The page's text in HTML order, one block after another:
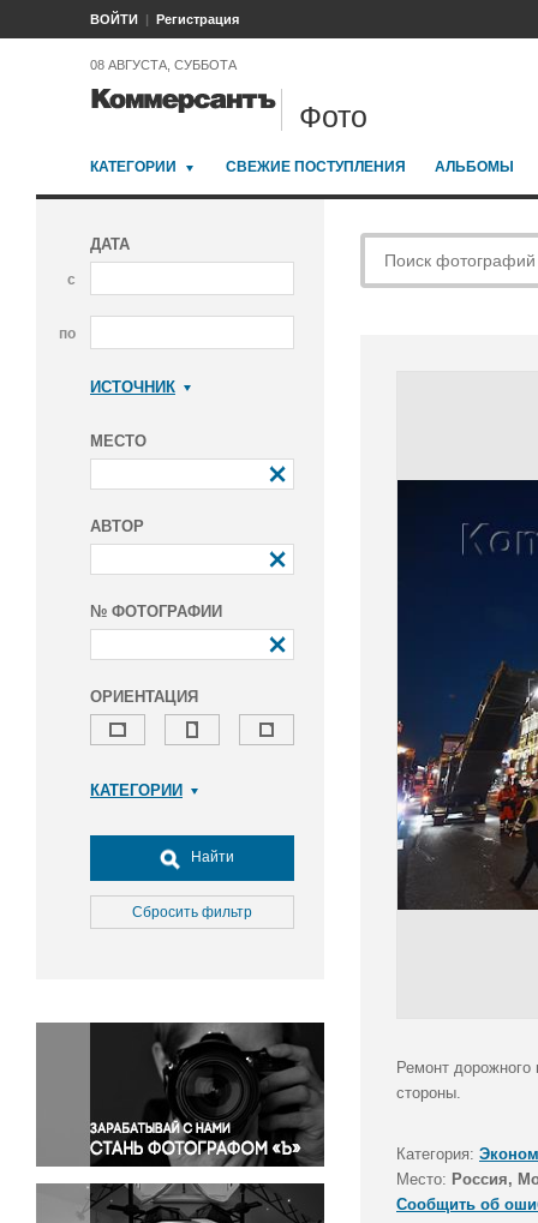
ВОЙТИ Регистрация
08 АВГУСТА, СУББОТА
Фото
КАТЕГОРИИ СВЕЖИЕ ПОСТУПЛЕНИЯ АЛЬБОМЫ
ДАТА
с
по
ИСТОЧНИК
МЕСТО
АВТОР
№ ФОТОГРАФИИ
ОРИЕНТАЦИЯ
КАТЕГОРИИ
Досуг, туризм и отдых
Культура
Медицина
Окружающая среда
Политика
Правосудие
Происшествия и конфликты
Религия
Светская жизнь
Спорт
Найти
Сбросить фильтр
Ремонт дорожного
стороны.
Категория:
Место: Россия,
Сообщить об